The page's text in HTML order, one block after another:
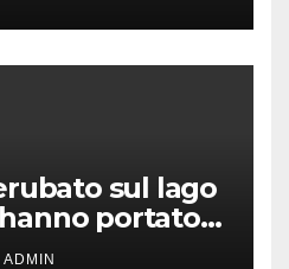
sul lago
portato
ADMIN